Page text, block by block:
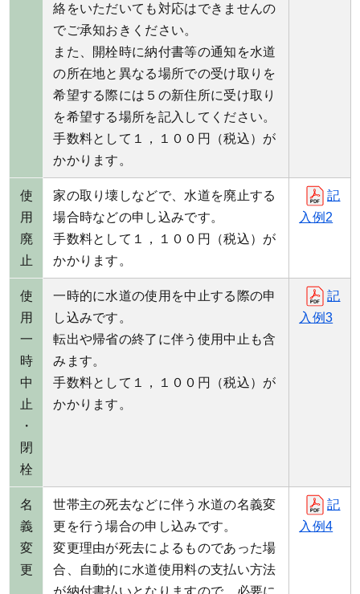
絡をいただいても対応はできませんの
でご承知おきください。
また、開栓時に納付書等の通知を水道
の所在地と異なる場所での受け取りを
希望する際には５の新住所に受け取り
を希望する場所を記入してください。
手数料として１，１００円（税込）が
かかります。
使
用
廃
止
家の取り壊しなどで、水道を廃止する
場合時などの申し込みです。
手数料として１，１００円（税込）が
かかります。
記
入例2
使
用
一
時
中
止
・
閉
栓
一時的に水道の使用を中止する際の申
し込みです。
転出や帰省の終了に伴う使用中止も含
みます。
手数料として１，１００円（税込）が
かかります。
記
入例3
名
義
変
更
世帯主の死去などに伴う水道の名義変
更を行う場合の申し込みです。
変更理由が死去によるものであった場
合、自動的に水道使用料の支払い方法
が納付書払いとなりますので、必要に
記
入例4